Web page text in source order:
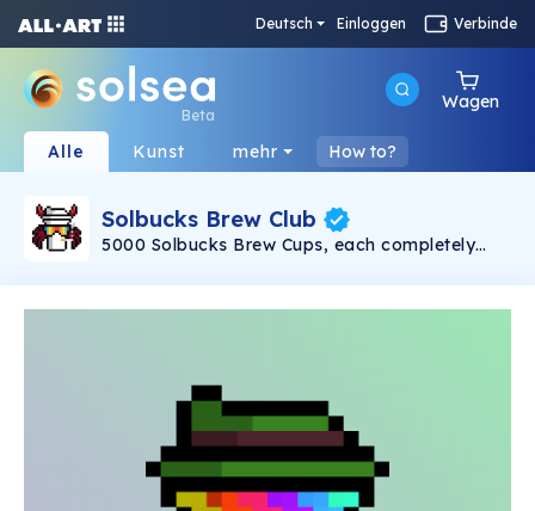
Deutsch Einloggen Verbinde
Beta
Wagen
Alle Kunst mehr How to?
Solbucks Brew Club
5000 Solbucks Brew Cups, each completely
packaged to ship to their new owners.